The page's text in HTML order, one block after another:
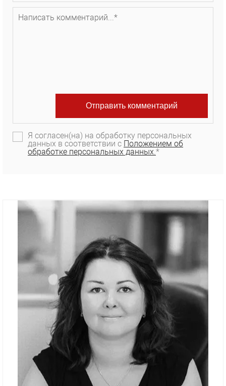
Я согласен(на) на обработку персональных
данных в соответствии с Положением об
обработке персональных данных.*